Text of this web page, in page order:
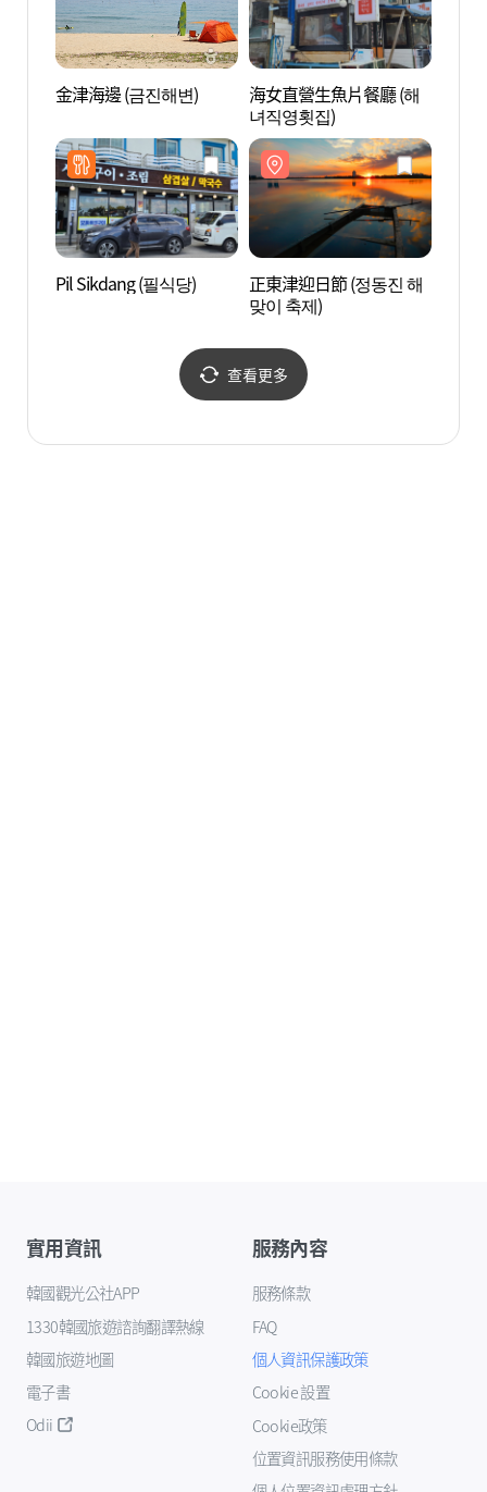
金津海邊 (금진해변)
海女直營生魚片餐廳 (해
녀직영횟집)
Pil Sikdang (필식당)
正東津迎日節 (정동진 해
맞이 축제)
查看更多
實用資訊
韓國觀光公社APP
1330韓國旅遊諮詢翻譯熱線
韓國旅遊地圖
電子書
Odii
服務內容
服務條款
FAQ
個人資訊保護政策
Cookie 設置
Cookie政策
位置資訊服務使用條款